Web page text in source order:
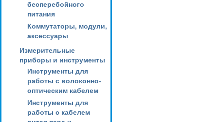
бесперебойного
питания
Коммутаторы, модули,
аксессуары
Измерительные
приборы и инструменты
Инструменты для
работы с волоконно-
оптическим кабелем
Инструменты для
работы с кабелем